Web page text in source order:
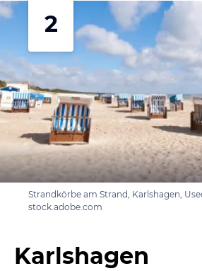
2
Strandkörbe am Strand, Karlshagen,
stock.adobe.com
Karlshagen